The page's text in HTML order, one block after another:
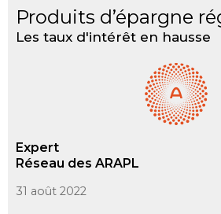
Produits d’épargne
Les taux d'intérêt en hausse
Expert
Réseau des ARAPL
31 août 2022